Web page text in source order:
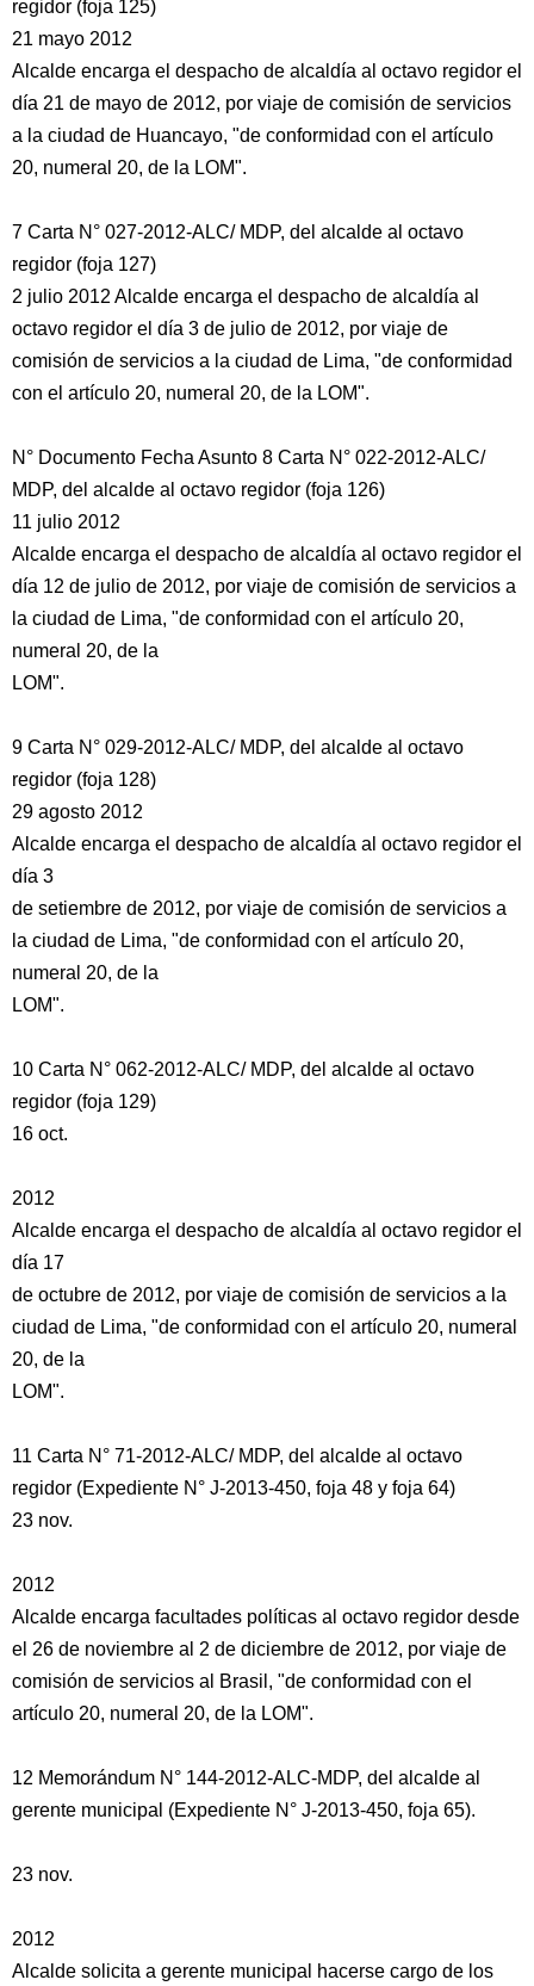
regidor (foja 125)
21 mayo 2012
Alcalde encarga el despacho de alcaldía al octavo regidor el
día 21 de mayo de 2012, por viaje de comisión de servicios
a la ciudad de Huancayo, "de conformidad con el artículo
20, numeral 20, de la LOM".
7 Carta N° 027-2012-ALC/ MDP, del alcalde al octavo
regidor (foja 127)
2 julio 2012 Alcalde encarga el despacho de alcaldía al
octavo regidor el día 3 de julio de 2012, por viaje de
comisión de servicios a la ciudad de Lima, "de conformidad
con el artículo 20, numeral 20, de la LOM".
N° Documento Fecha Asunto 8 Carta N° 022-2012-ALC/
MDP, del alcalde al octavo regidor (foja 126)
11 julio 2012
Alcalde encarga el despacho de alcaldía al octavo regidor el
día 12 de julio de 2012, por viaje de comisión de servicios a
la ciudad de Lima, "de conformidad con el artículo 20,
numeral 20, de la
LOM".
9 Carta N° 029-2012-ALC/ MDP, del alcalde al octavo
regidor (foja 128)
29 agosto 2012
Alcalde encarga el despacho de alcaldía al octavo regidor el
día 3
de setiembre de 2012, por viaje de comisión de servicios a
la ciudad de Lima, "de conformidad con el artículo 20,
numeral 20, de la
LOM".
10 Carta N° 062-2012-ALC/ MDP, del alcalde al octavo
regidor (foja 129)
16 oct.
2012
Alcalde encarga el despacho de alcaldía al octavo regidor el
día 17
de octubre de 2012, por viaje de comisión de servicios a la
ciudad de Lima, "de conformidad con el artículo 20, numeral
20, de la
LOM".
11 Carta N° 71-2012-ALC/ MDP, del alcalde al octavo
regidor (Expediente N° J-2013-450, foja 48 y foja 64)
23 nov.
2012
Alcalde encarga facultades políticas al octavo regidor desde
el 26 de noviembre al 2 de diciembre de 2012, por viaje de
comisión de servicios al Brasil, "de conformidad con el
artículo 20, numeral 20, de la LOM".
12 Memorándum N° 144-2012-ALC-MDP, del alcalde al
gerente municipal (Expediente N° J-2013-450, foja 65).
23 nov.
2012
Alcalde solicita a gerente municipal hacerse cargo de los